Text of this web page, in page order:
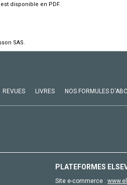
disponible en PDF.
SAS.
REVUES LIVRES NOS FORMULES
PLATEFORMES
Site e-commerce :